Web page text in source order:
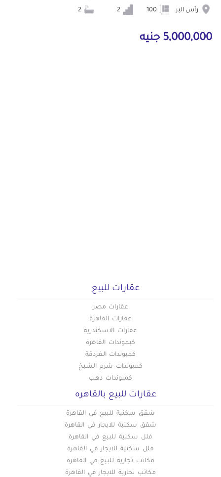
رأس البر
5,000,000 جنيه
عقارات للبيع
عقارات مصر
عقارات القاهرة
عقارات الاسكندرية
كبموندات القاهرة
كمبوندات الغردقة
كمبوندات شرم الشيخ
كمبوندات دهب
عقارات للبيع بالقاهره
شقق سكنية للبيع في القاهرة
شقق سكنية للايجار في القاهرة
فلل سكنية للبيع في القاهرة
فلل سكنية للايجار في القاهرة
مكاتب تجارية للبيع في القاهرة
مكاتب تجارية للايجار في القاهرة